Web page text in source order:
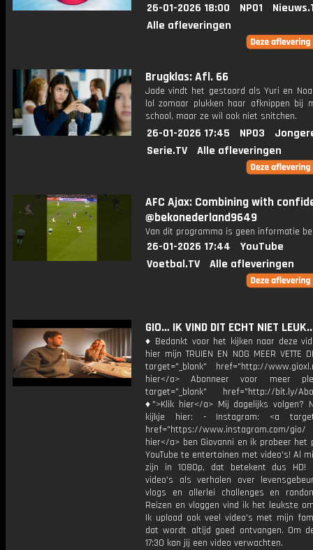
26-01-2026 18:00 NPO1
Alle afleveringen
Brugklas: Afl. 66
Jade vindt het gestoord als Yuri en
lol zomaar plukken haar afknippen bij
school, maar ze wil ook niet snitchen.
26-01-2026 17:45 NPO3
Serie.TV
Alle afleveringen
AFC Ajax: Combining with
@bekonederland9649
Van dit programma is geen informatie
26-01-2026 17:44
YouTube
Voetbal.TV
Alle afleveringen
GIO… IK VIND DIT ECHT NIET
♦ Bedankt voor het kijken naar deze
hier mijn TRUIEN EN NOG MEER VETTE
target="_blank" href="http://
hier</a> Abonneer voor meer
target="_blank" href="http://bit.ly/
♦">Klik hier</a> Mij dagelijks volgen?
kijkje hier: - Instagram: <a
href="https://www.instagram.com/
hier</a> ben Giovanni en ik probeer het
YouTube te entertainen met video's! Al
zijn in 1080p, dat betekent dus HD!
video's als verhalen over
vlogs en allerlei challenges en
Reizen en vloggen vind ik het leukste
Ik upload ook veel video's met mijn
dat wordt altijd goed ontvangen. Om
17:30 kan jij een video verwachten.